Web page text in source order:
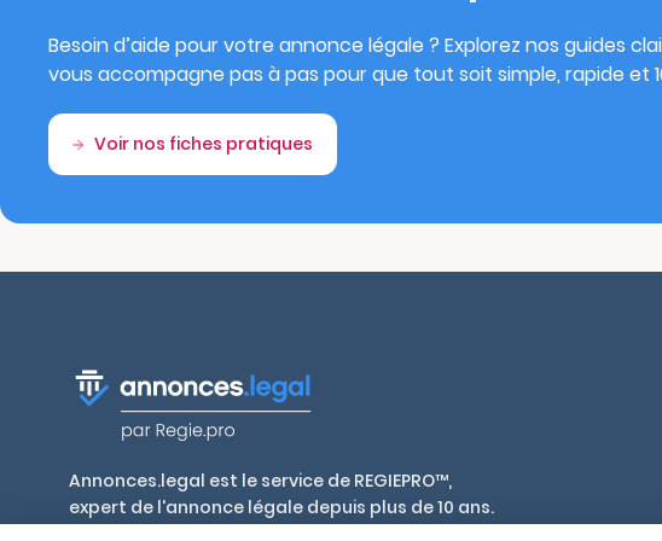
Besoin d’aide pour votre annonce légale ? Explorez nos guides
vous accompagne pas à pas pour que tout soit simple, rapide et
Voir nos fiches pratiques
Annonces.legal est le service de REGIEPRO™,
expert de l'annonce légale depuis plus de 10 ans.